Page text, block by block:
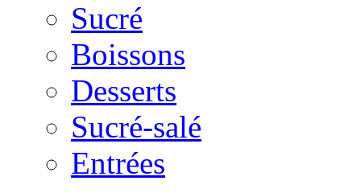
Sucré
Boissons
Desserts
Sucré-salé
Entrées